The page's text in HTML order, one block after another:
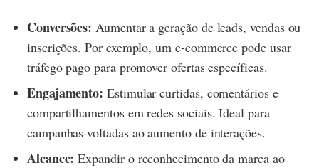
Conversões: Aumentar a geração de leads, vendas ou
inscrições. Por exemplo, um e-commerce pode usar
tráfego pago para promover ofertas específicas.
Engajamento: Estimular curtidas, comentários e
compartilhamentos em redes sociais. Ideal para
campanhas voltadas ao aumento de interações.
Alcance: Expandir o reconhecimento da marca ao